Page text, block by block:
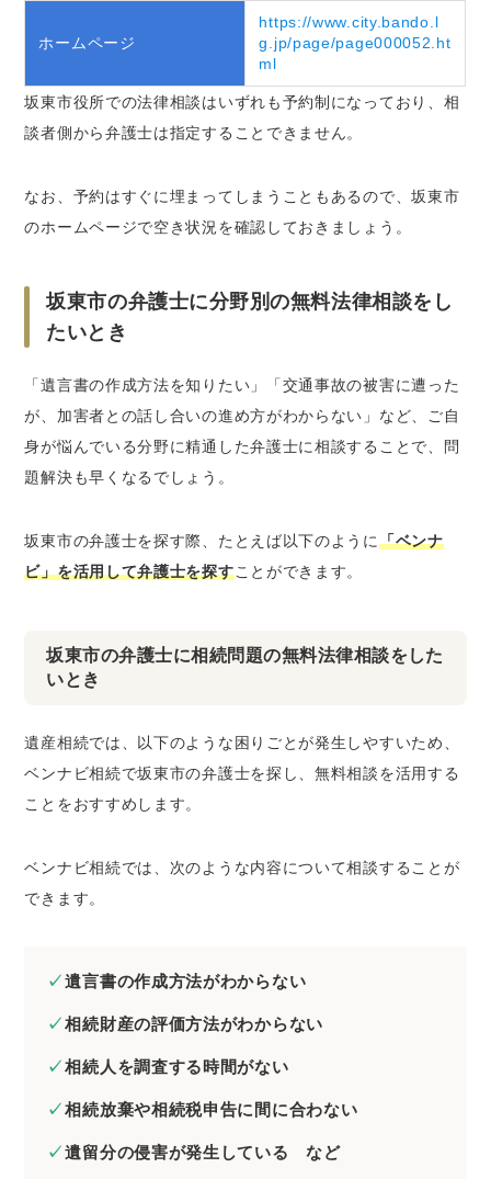
ホームページ
https://www.city.bando.l
g.jp/page/page000052.ht
ml
坂東市役所での法律相談はいずれも予約制になっており、相
談者側から弁護士は指定することできません。
なお、予約はすぐに埋まってしまうこともあるので、坂東市
のホームページで空き状況を確認しておきましょう。
坂東市の弁護士に分野別の無料法律相談をし
たいとき
「遺言書の作成方法を知りたい」「交通事故の被害に遭った
が、加害者との話し合いの進め方がわからない」など、ご自
身が悩んでいる分野に精通した弁護士に相談することで、問
題解決も早くなるでしょう。
坂東市の弁護士を探す際、たとえば以下のように「ベンナ
ビ」を活用して弁護士を探すことができます。
坂東市の弁護士に相続問題の無料法律相談をした
いとき
遺産相続では、以下のような困りごとが発生しやすいため、
ベンナビ相続で坂東市の弁護士を探し、無料相談を活用する
ことをおすすめします。
ベンナビ相続では、次のような内容について相談することが
できます。
遺言書の作成方法がわからない
相続財産の評価方法がわからない
相続人を調査する時間がない
相続放棄や相続税申告に間に合わない
遺留分の侵害が発生している など